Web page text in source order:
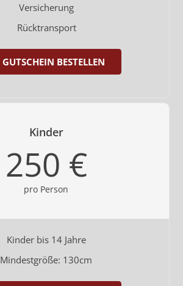
Versicherung
Rücktransport
GUTSCHEIN BESTELLEN
Kinder
250 €
pro Person
Kinder bis 14 Jahre
Mindestgröße: 130cm